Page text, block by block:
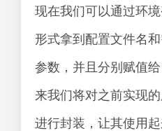
现在我们可以通过环
形式拿到配置文件名
参数，并且分别赋值
来我们将对之前实现
进行封装，让其使用起